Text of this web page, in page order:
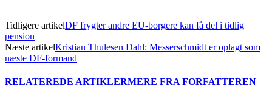
Tidligere artikelDF frygter andre EU-borgere kan få del i tidlig
pension
Næste artikelKristian Thulesen Dahl: Messerschmidt er oplagt som
næste DF-formand
RELATEREDE ARTIKLERMERE FRA FORFATTEREN